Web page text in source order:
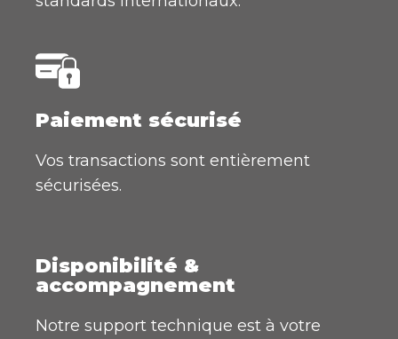
Paiement sécurisé
Vos transactions sont entièrement
sécurisées.
Disponibilité &
accompagnement
Notre support technique est à votre